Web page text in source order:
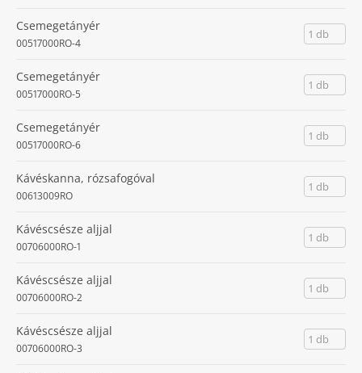
Csemegetányér
00517000RO-4
1 db
Csemegetányér
00517000RO-5
1 db
Csemegetányér
00517000RO-6
1 db
Kávéskanna, rózsafogóval
00613009RO
1 db
Kávéscsésze aljjal
00706000RO-1
1 db
Kávéscsésze aljjal
00706000RO-2
1 db
Kávéscsésze aljjal
00706000RO-3
1 db